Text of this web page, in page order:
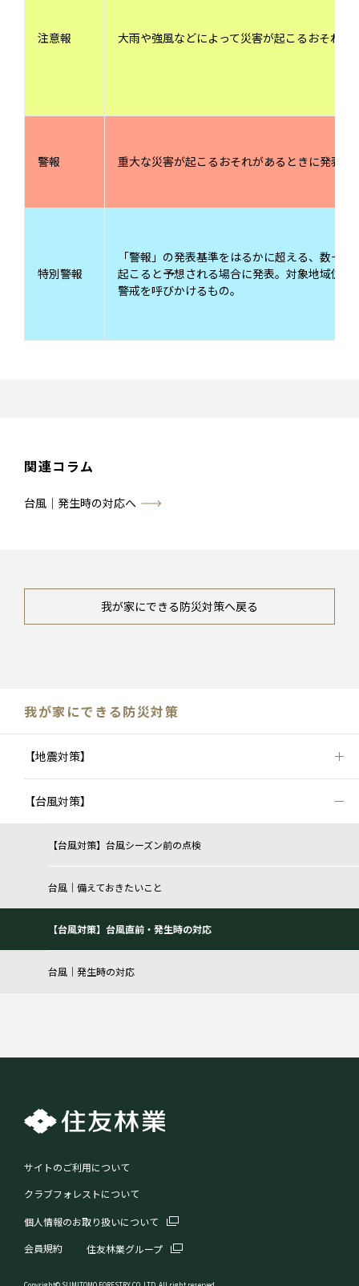
注意報 大雨や強風などによって災害が起こるおそれが
警報 重大な災害が起こるおそれがあるときに発表。
特別警報
「警報」の発表基準をはるかに超える、数十
起こると予想される場合に発表。対象地域住民
警戒を呼びかけるもの。
関連コラム
台風｜発生時の対応へ
我が家にできる防災対策へ戻る
我が家にできる防災対策
【地震対策】
【台風対策】
【台風対策】台風シーズン前の点検
台風｜備えておきたいこと
【台風対策】台風直前・発生時の対応
台風｜発生時の対応
サイトのご利用について
クラブフォレストについて
個人情報のお取り扱いについて
会員規約
住友林業グループ